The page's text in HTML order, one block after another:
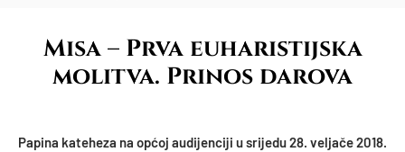
Misa – Prva euharistijska
molitva. Prinos darova
Papina kateheza na općoj audijenciji u srijedu 28. veljače 2018.